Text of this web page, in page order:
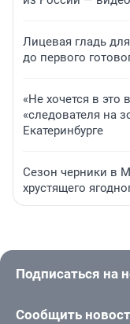
Лицевая гладь
до первого
«Не хочется в это
«следователя на
Екатеринбурге
Сезон черники в
хрустящего
Подписаться на
Сообщить